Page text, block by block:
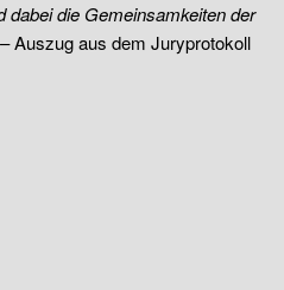
dabei die Gemeinsamkeiten der
Auszug aus dem Juryprotokoll